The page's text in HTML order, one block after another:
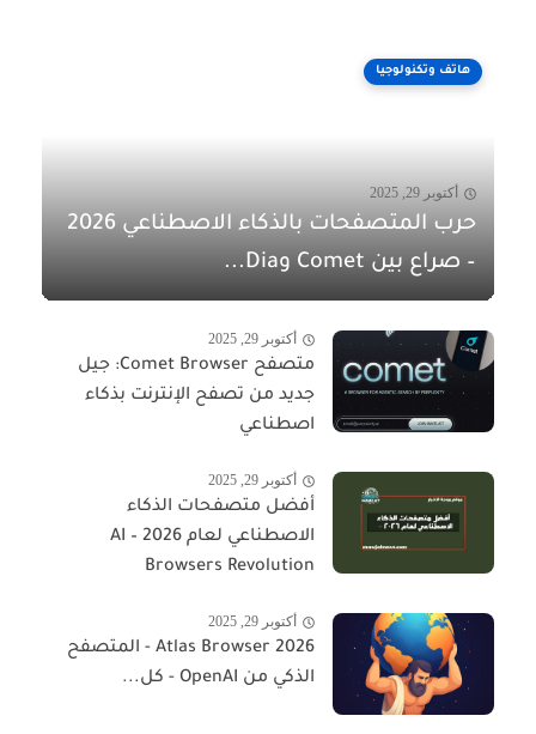
هاتف وتكنولوجيا
أكتوبر 29, 2025
حرب المتصفحات بالذكاء الاصطناعي 2026
– صراع بين Comet وDia...
أكتوبر 29, 2025
متصفح Comet Browser: جيل
جديد من تصفح الإنترنت بذكاء
اصطناعي
أكتوبر 29, 2025
أفضل متصفحات الذكاء
الاصطناعي لعام 2026 – AI
Browsers Revolution
أكتوبر 29, 2025
Atlas Browser 2026 - المتصفح
الذكي من OpenAI - كل...